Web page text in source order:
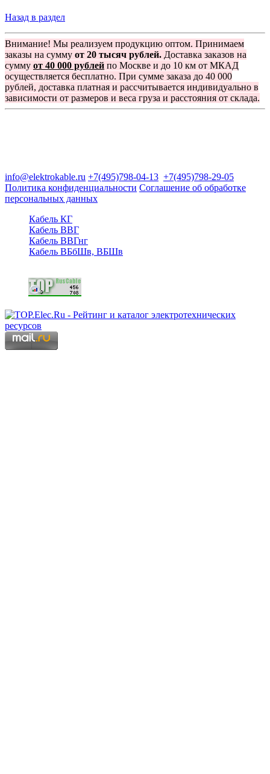
Назад в раздел
Внимание! Мы реализуем продукцию оптом. Принимаем
заказы на сумму от 20 тысяч рублей. Доставка заказов на
сумму от 40 000 рублей по Москве и до 10 км от МКАД
осуществляется бесплатно. При сумме заказа до 40 000
рублей, доставка платная и рассчитывается индивидуально в
зависимости от размеров и веса груза и расстояния от склада.
info@elektrokable.ru +7(495)798-04-13 +7(495)798-29-05
Политика конфиденциальности Соглашение об обработке
персональных данных
Кабель КГ
Кабель ВВГ
Кабель ВВГнг
Кабель ВБбШв, ВБШв